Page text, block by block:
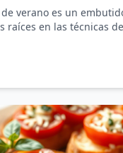
de verano es un
raíces en las técnicas